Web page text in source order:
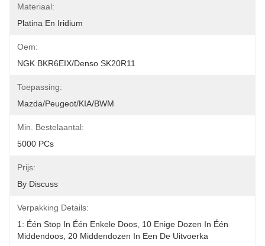
Materiaal:
Platina En Iridium
Oem:
NGK BKR6EIX/Denso SK20R11
Toepassing:
Mazda/Peugeot/KIA/BWM
Min. Bestelaantal:
5000 PCs
Prijs:
By Discuss
Verpakking Details:
1: Één Stop In Één Enkele Doos, 10 Enige Dozen In Één
Middendoos, 20 Middendozen In Een De Uitvoerka